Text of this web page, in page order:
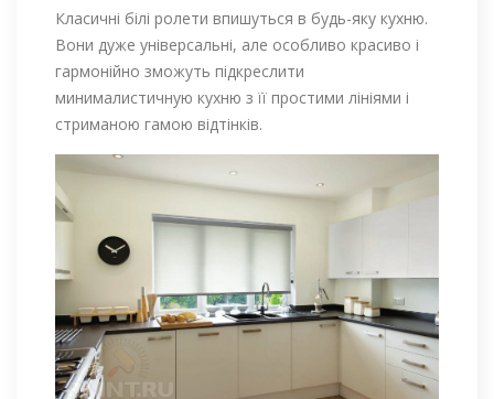
Класичні білі ролети впишуться в будь-яку кухню.
Вони дуже універсальні, але особливо красиво і
гармонійно зможуть підкреслити
минималистичную кухню з її простими лініями і
стриманою гамою відтінків.